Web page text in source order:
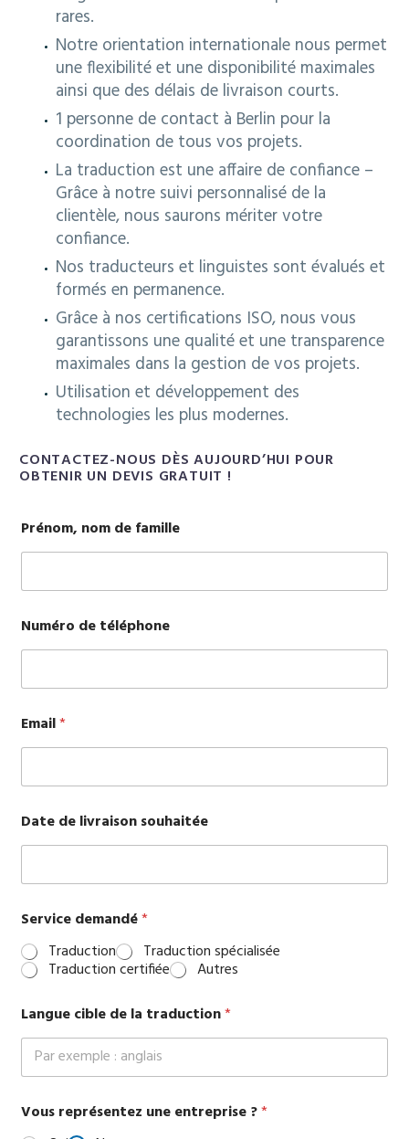
rares.
Notre orientation internationale nous permet
une flexibilité et une disponibilité maximales
ainsi que des délais de livraison courts.
1 personne de contact à Berlin pour la
coordination de tous vos projets.
La traduction est une affaire de confiance –
Grâce à notre suivi personnalisé de la
clientèle, nous saurons mériter votre
confiance.
Nos traducteurs et linguistes sont évalués et
formés en permanence.
Grâce à nos certifications ISO, nous vous
garantissons une qualité et une transparence
maximales dans la gestion de vos projets.
Utilisation et développement des
technologies les plus modernes.
CONTACTEZ-NOUS DÈS AUJOURD’HUI POUR
OBTENIR UN DEVIS GRATUIT !
Prénom, nom de famille
Numéro de téléphone
Email*
Date de livraison souhaitée
Service demandé*
Traduction
Traduction spécialisée
Traduction certifiée
Autres
Langue cible de la traduction*
Vous représentez une entreprise ?*